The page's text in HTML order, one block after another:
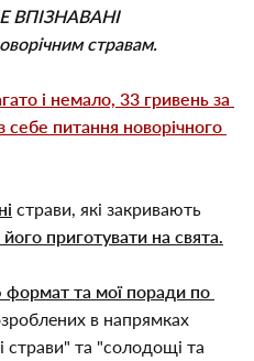
ВПІЗНАВАНІ
стравам.
і немало, 33 гривень за
себе питання новорічного
страви, які закривають
приготувати на свята.
формат та мої поради по
в напрямках
страви" та "солодощі та